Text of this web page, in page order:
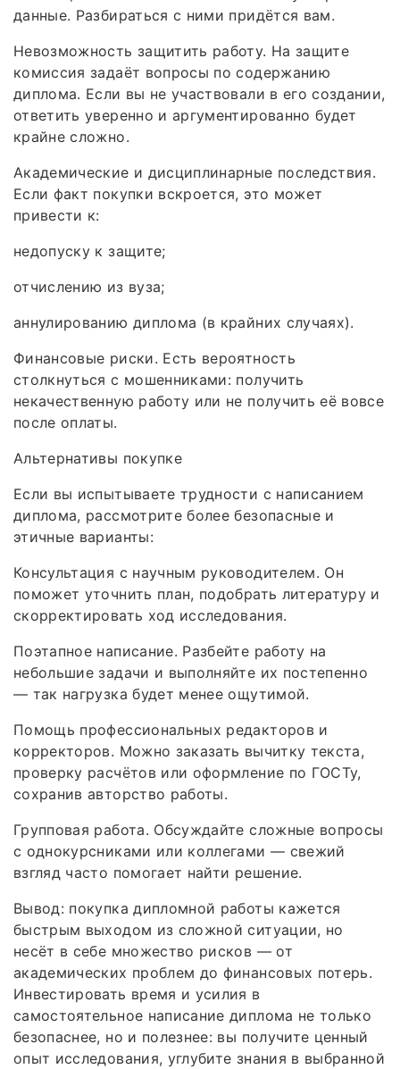
данные. Разбираться с ними придётся вам.
Невозможность защитить работу. На защите
комиссия задаёт вопросы по содержанию
диплома. Если вы не участвовали в его создании,
ответить уверенно и аргументированно будет
крайне сложно.
Академические и дисциплинарные последствия.
Если факт покупки вскроется, это может
привести к:
недопуску к защите;
отчислению из вуза;
аннулированию диплома (в крайних случаях).
Финансовые риски. Есть вероятность
столкнуться с мошенниками: получить
некачественную работу или не получить её вовсе
после оплаты.
Альтернативы покупке
Если вы испытываете трудности с написанием
диплома, рассмотрите более безопасные и
этичные варианты:
Консультация с научным руководителем. Он
поможет уточнить план, подобрать литературу и
скорректировать ход исследования.
Поэтапное написание. Разбейте работу на
небольшие задачи и выполняйте их постепенно
— так нагрузка будет менее ощутимой.
Помощь профессиональных редакторов и
корректоров. Можно заказать вычитку текста,
проверку расчётов или оформление по ГОСТу,
сохранив авторство работы.
Групповая работа. Обсуждайте сложные вопросы
с однокурсниками или коллегами — свежий
взгляд часто помогает найти решение.
Вывод: покупка дипломной работы кажется
быстрым выходом из сложной ситуации, но
несёт в себе множество рисков — от
академических проблем до финансовых потерь.
Инвестировать время и усилия в
самостоятельное написание диплома не только
безопаснее, но и полезнее: вы получите ценный
опыт исследования, углубите знания в выбранной